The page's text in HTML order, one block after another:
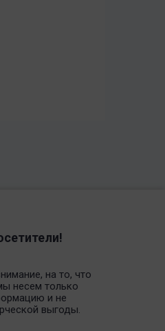
на то, что
несем только
и не
выгоды.